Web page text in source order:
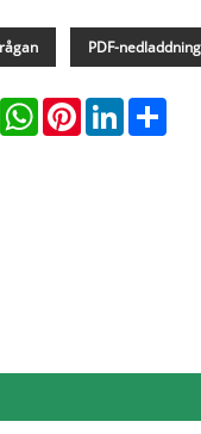
PDF-nedladdning
WhatsAppPinterestLinkedInShare